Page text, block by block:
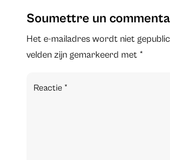
Soumettre un
Het e-mailadres wordt niet
velden zijn gemarkeerd met *